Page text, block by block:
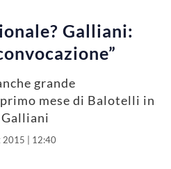
Galliani:
grande
mese di Balotelli in
2015 | 12:40